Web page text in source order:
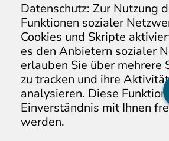
Datenschutz: Zur Nutzung
Funktionen sozialer
Cookies und Skripte
es den Anbietern sozialer
erlauben Sie über mehrere
zu tracken und ihre
analysieren. Diese
Einverständnis mit Ihnen
werden.